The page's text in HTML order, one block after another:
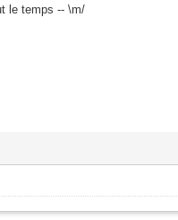
le temps -- \m/